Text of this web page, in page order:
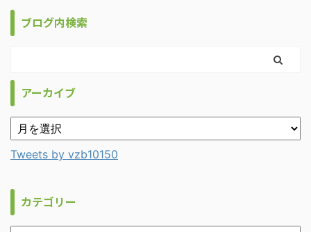
ブログ内検索
アーカイブ
Tweets by vzb10150
カテゴリー